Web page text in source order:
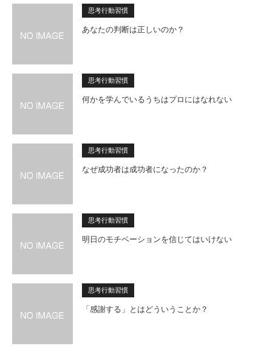
思考行動習慣
あなたの判断は正しいのか？
思考行動習慣
何かを学んでいるうちはプロにはなれない
思考行動習慣
なぜ成功者は成功者になったのか？
思考行動習慣
明日のモチベーションを信じてはいけない
思考行動習慣
「感謝する」とはどういうことか？